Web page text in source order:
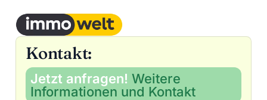
Kontakt:
Jetzt anfragen! Weitere
Informationen und Kontakt